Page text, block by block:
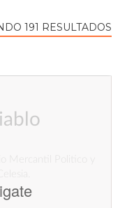
191 RESULTADOS
Mercantil Politico y